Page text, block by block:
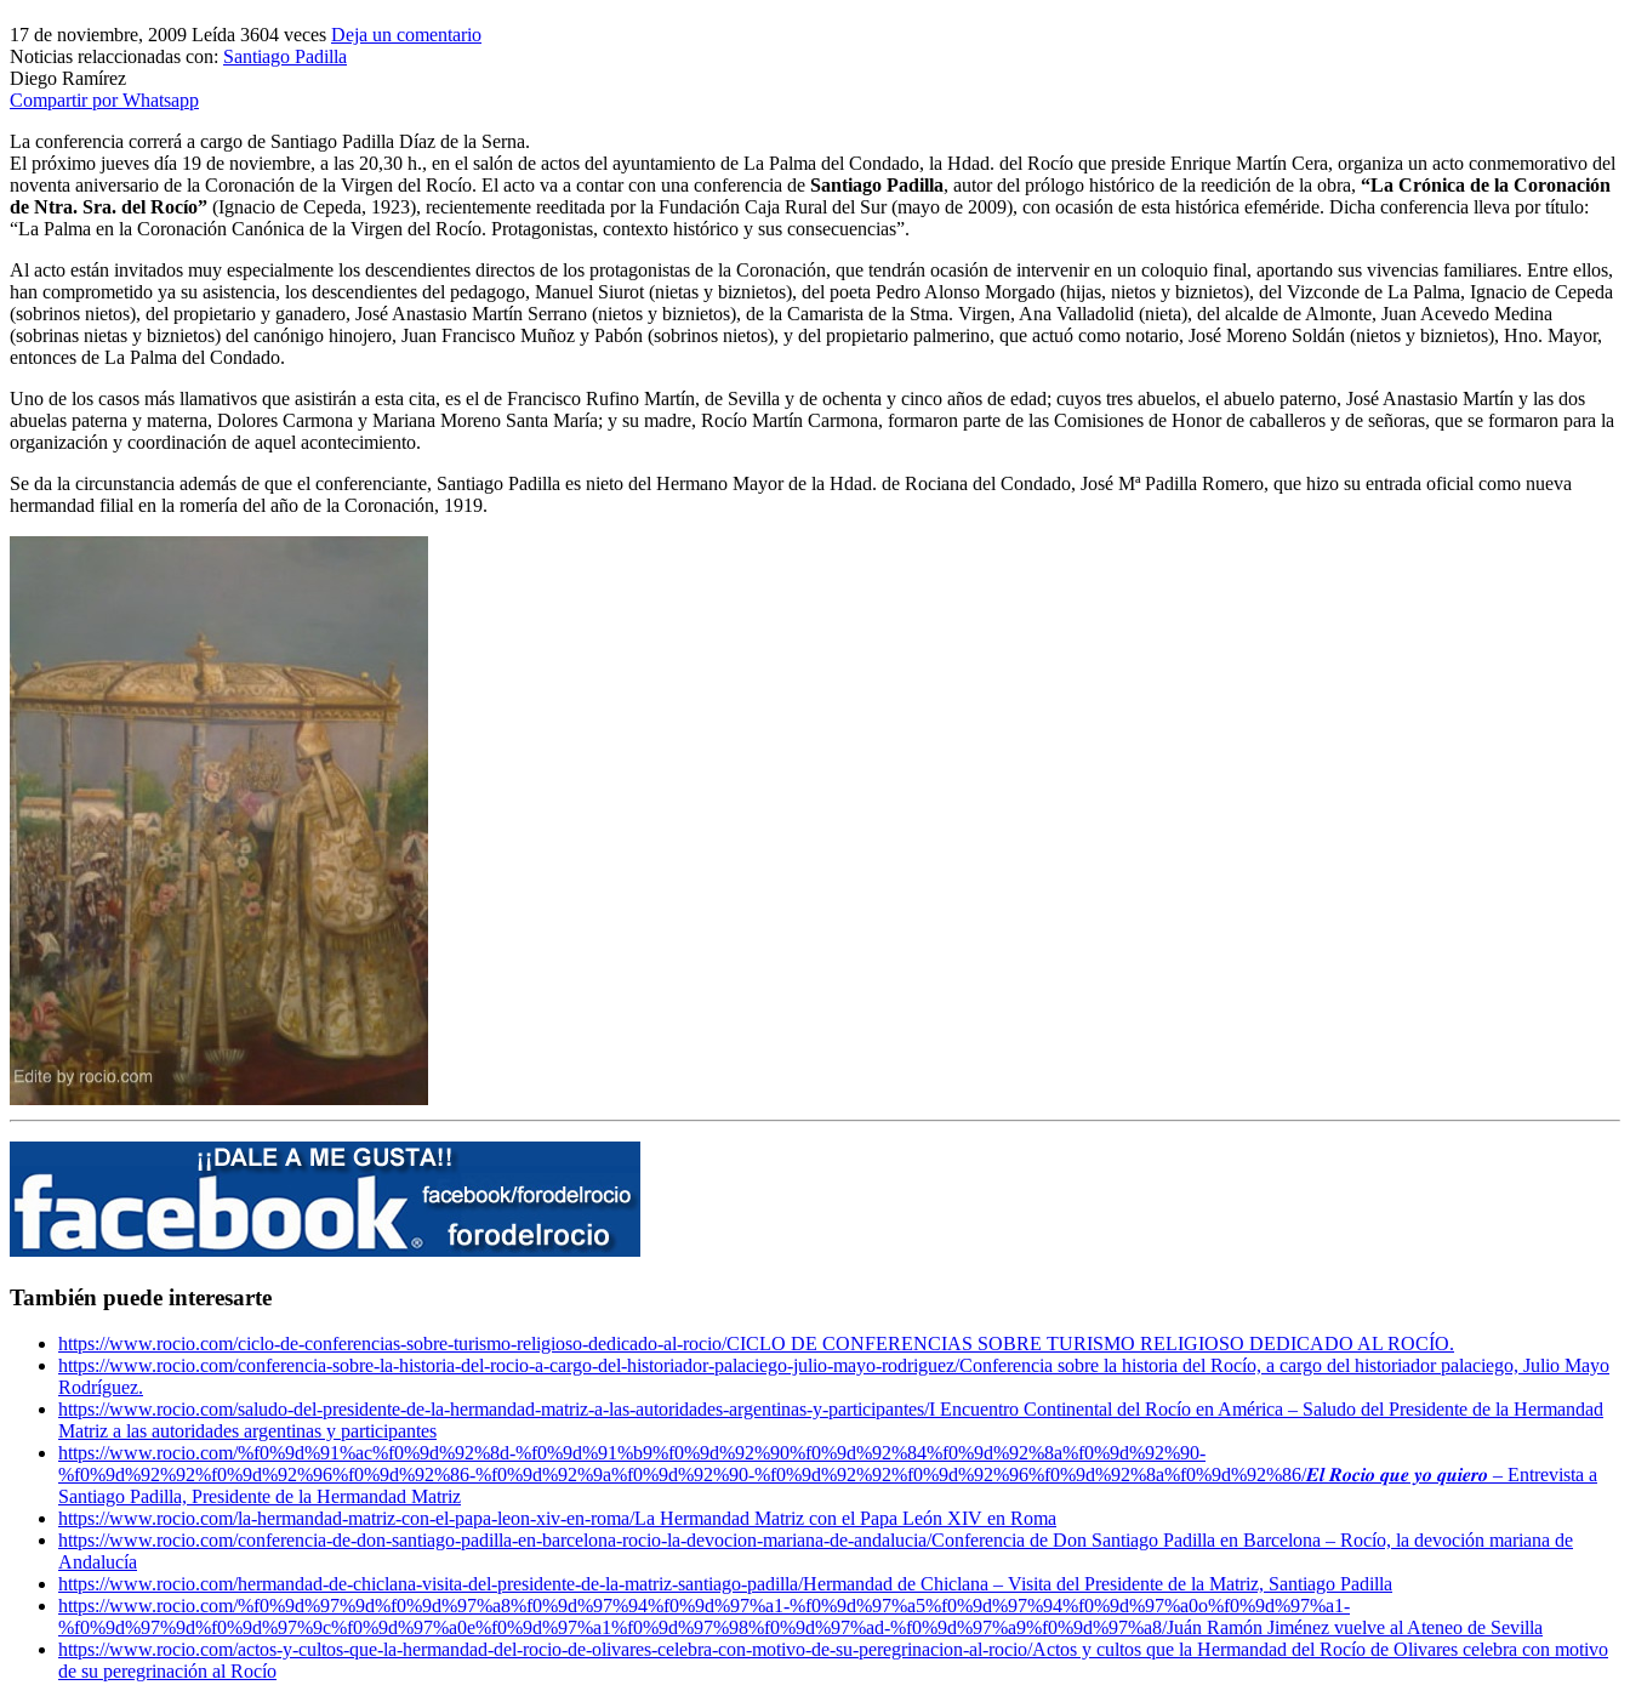
17 de noviembre, 2009 Leída 3604 veces Deja un comentario
Noticias relaccionadas con: Santiago Padilla
Diego Ramírez
Compartir por Whatsapp
La conferencia correrá a cargo de Santiago Padilla Díaz de la Serna.
El próximo jueves día 19 de noviembre, a las 20,30 h., en el salón de actos del ayuntamiento de La Palma del Condado, la Hdad. del Rocío que preside Enrique Martín Cera, organiza un acto conmemorativo del
noventa aniversario de la Coronación de la Virgen del Rocío. El acto va a contar con una conferencia de Santiago Padilla, autor del prólogo histórico de la reedición de la obra, “La Crónica de la Coronación
de Ntra. Sra. del Rocío” (Ignacio de Cepeda, 1923), recientemente reeditada por la Fundación Caja Rural del Sur (mayo de 2009), con ocasión de esta histórica efeméride. Dicha conferencia lleva por título:
“La Palma en la Coronación Canónica de la Virgen del Rocío. Protagonistas, contexto histórico y sus consecuencias”.
Al acto están invitados muy especialmente los descendientes directos de los protagonistas de la Coronación, que tendrán ocasión de intervenir en un coloquio final, aportando sus vivencias familiares. Entre ellos,
han comprometido ya su asistencia, los descendientes del pedagogo, Manuel Siurot (nietas y biznietos), del poeta Pedro Alonso Morgado (hijas, nietos y biznietos), del Vizconde de La Palma, Ignacio de Cepeda
(sobrinos nietos), del propietario y ganadero, José Anastasio Martín Serrano (nietos y biznietos), de la Camarista de la Stma. Virgen, Ana Valladolid (nieta), del alcalde de Almonte, Juan Acevedo Medina
(sobrinas nietas y biznietos) del canónigo hinojero, Juan Francisco Muñoz y Pabón (sobrinos nietos), y del propietario palmerino, que actuó como notario, José Moreno Soldán (nietos y biznietos), Hno. Mayor,
entonces de La Palma del Condado.
Uno de los casos más llamativos que asistirán a esta cita, es el de Francisco Rufino Martín, de Sevilla y de ochenta y cinco años de edad; cuyos tres abuelos, el abuelo paterno, José Anastasio Martín y las dos
abuelas paterna y materna, Dolores Carmona y Mariana Moreno Santa María; y su madre, Rocío Martín Carmona, formaron parte de las Comisiones de Honor de caballeros y de señoras, que se formaron para la
organización y coordinación de aquel acontecimiento.
Se da la circunstancia además de que el conferenciante, Santiago Padilla es nieto del Hermano Mayor de la Hdad. de Rociana del Condado, José Mª Padilla Romero, que hizo su entrada oficial como nueva
hermandad filial en la romería del año de la Coronación, 1919.
También puede interesarte
https://www.rocio.com/ciclo-de-conferencias-sobre-turismo-religioso-dedicado-al-rocio/CICLO DE CONFERENCIAS SOBRE TURISMO RELIGIOSO DEDICADO AL ROCÍO.
https://www.rocio.com/conferencia-sobre-la-historia-del-rocio-a-cargo-del-historiador-palaciego-julio-mayo-rodriguez/Conferencia sobre la historia del Rocío, a cargo del historiador palaciego, Julio Mayo
Rodríguez.
https://www.rocio.com/saludo-del-presidente-de-la-hermandad-matriz-a-las-autoridades-argentinas-y-participantes/I Encuentro Continental del Rocío en América – Saludo del Presidente de la Hermandad
Matriz a las autoridades argentinas y participantes
https://www.rocio.com/%f0%9d%91%ac%f0%9d%92%8d-%f0%9d%91%b9%f0%9d%92%90%f0%9d%92%84%f0%9d%92%8a%f0%9d%92%90-
%f0%9d%92%92%f0%9d%92%96%f0%9d%92%86-%f0%9d%92%9a%f0%9d%92%90-%f0%9d%92%92%f0%9d%92%96%f0%9d%92%8a%f0%9d%92%86/𝑬𝒍 𝑹𝒐𝒄𝒊𝒐 𝒒𝒖𝒆 𝒚𝒐 𝒒𝒖𝒊𝒆𝒓𝒐 – Entrevista a
Santiago Padilla, Presidente de la Hermandad Matriz
https://www.rocio.com/la-hermandad-matriz-con-el-papa-leon-xiv-en-roma/La Hermandad Matriz con el Papa León XIV en Roma
https://www.rocio.com/conferencia-de-don-santiago-padilla-en-barcelona-rocio-la-devocion-mariana-de-andalucia/Conferencia de Don Santiago Padilla en Barcelona – Rocío, la devoción mariana de
Andalucía
https://www.rocio.com/hermandad-de-chiclana-visita-del-presidente-de-la-matriz-santiago-padilla/Hermandad de Chiclana – Visita del Presidente de la Matriz, Santiago Padilla
https://www.rocio.com/%f0%9d%97%9d%f0%9d%97%a8%f0%9d%97%94%f0%9d%97%a1-%f0%9d%97%a5%f0%9d%97%94%f0%9d%97%a0o%f0%9d%97%a1-
%f0%9d%97%9d%f0%9d%97%9c%f0%9d%97%a0e%f0%9d%97%a1%f0%9d%97%98%f0%9d%97%ad-%f0%9d%97%a9%f0%9d%97%a8/Juán Ramón Jiménez vuelve al Ateneo de Sevilla
https://www.rocio.com/actos-y-cultos-que-la-hermandad-del-rocio-de-olivares-celebra-con-motivo-de-su-peregrinacion-al-rocio/Actos y cultos que la Hermandad del Rocío de Olivares celebra con motivo
de su peregrinación al Rocío